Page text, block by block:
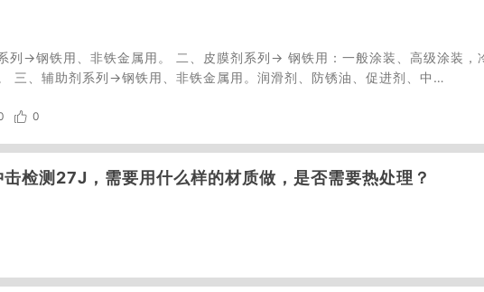
列→钢铁用、非铁金属用。 二、皮膜剂系列→ 钢铁用：一般涂装、高级涂装，
三、辅助剂系列→钢铁用、非铁金属用。润滑剂、防锈油、促进剂、中…
0
检测27J，需要用什么样的材质做，是否需要热处理？